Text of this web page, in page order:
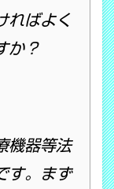
ればよく
か？
機器等法
す。まず